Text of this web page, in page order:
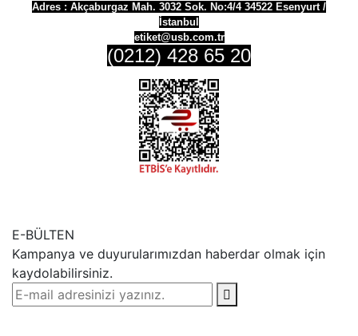
Adres : Akçaburgaz Mah. 3032 Sok. No:4/4 34522 Esenyurt /
İstanbul
etiket@usb.com.tr
(0212) 428 65 20
E-BÜLTEN
Kampanya ve duyurularımızdan haberdar olmak için
kaydolabilirsiniz.